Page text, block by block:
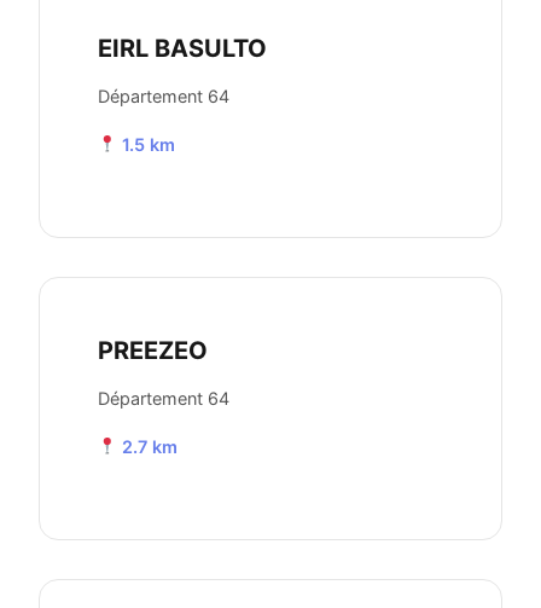
EIRL BASULTO
Département 64
1.5 km
PREEZEO
Département 64
2.7 km